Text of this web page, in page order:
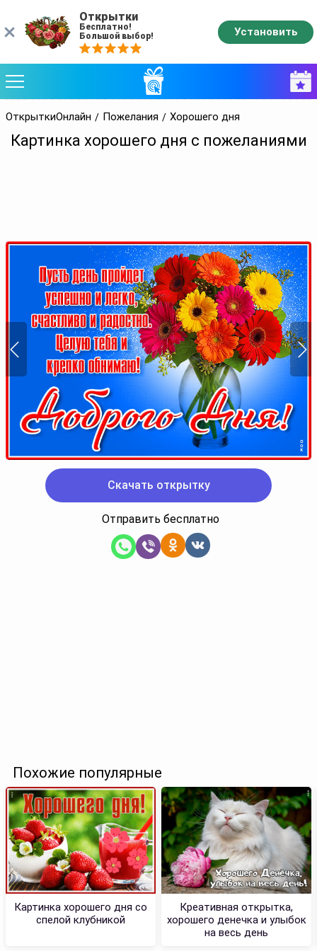
ОткрыткиОнлайн Пожелания Хорошего дня
Картинка хорошего дня с пожеланиями
Скачать открытку
Отправить бесплатно
Похожие популярные
Картинка хорошего дня со
спелой клубникой
Креативная открытка,
хорошего денечка и улыбок
на весь день
Открытки
Бесплатно!
Большой выбор!
Установить